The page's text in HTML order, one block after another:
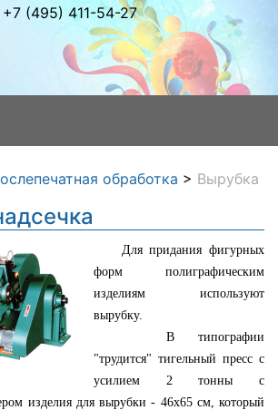
+7 (495) 411-54-27
обработка > Вырубка
Для придания фигурных
форм полиграфическим
изделиям используют
вырубку.
В типографии
"трудится" тигельный пресс с
усилием 2 тонны с
изделия для вырубки - 46х65 см, который